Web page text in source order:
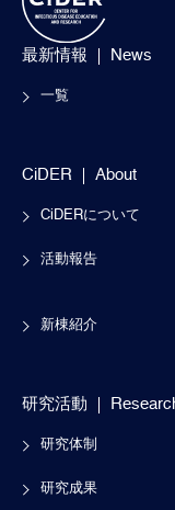
最新情報 News
一覧
CiDER About
CiDERについて
活動報告
新棟紹介
研究活動
研究体制
研究成果